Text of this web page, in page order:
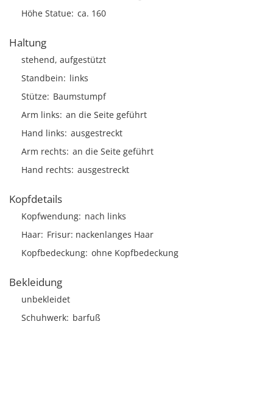
Höhe Statue ca. 160
Haltung
stehend, aufgestützt
Standbein
links
Stütze Baumstumpf
Arm links an die Seite geführt
Hand links ausgestreckt
Arm rechts an die Seite geführt
Hand rechts ausgestreckt
Kopfdetails
Kopfwendung nach links
Haar Frisur nackenlanges Haar
Kopfbedeckung ohne Kopfbedeckung
Bekleidung
unbekleidet
Schuhwerk barfuß